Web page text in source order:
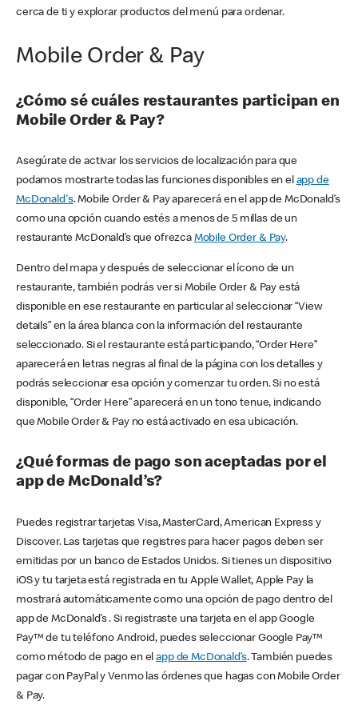
cerca de ti y explorar productos del menú para ordenar.
Mobile Order & Pay
¿Cómo sé cuáles restaurantes participan en
Mobile Order & Pay?
Asegúrate de activar los servicios de localización para que
podamos mostrarte todas las funciones disponibles en el app de
McDonald's. Mobile Order & Pay aparecerá en el app de McDonald’s
como una opción cuando estés a menos de 5 millas de un
restaurante McDonald’s que ofrezca Mobile Order & Pay.
Dentro del mapa y después de seleccionar el ícono de un
restaurante, también podrás ver si Mobile Order & Pay está
disponible en ese restaurante en particular al seleccionar “View
details” en la área blanca con la información del restaurante
seleccionado. Si el restaurante está participando, “Order Here”
aparecerá en letras negras al final de la página con los detalles y
podrás seleccionar esa opción y comenzar tu orden. Si no está
disponible, “Order Here” aparecerá en un tono tenue, indicando
que Mobile Order & Pay no está activado en esa ubicación.
¿Qué formas de pago son aceptadas por el
app de McDonald’s?
Puedes registrar tarjetas Visa, MasterCard, American Express y
Discover. Las tarjetas que registres para hacer pagos deben ser
emitidas por un banco de Estados Unidos. Si tienes un dispositivo
iOS y tu tarjeta está registrada en tu Apple Wallet, Apple Pay la
mostrará automáticamente como una opción de pago dentro del
app de McDonald’s . Si registraste una tarjeta en el app Google
Pay™ de tu teléfono Android, puedes seleccionar Google Pay™
como método de pago en elapp de McDonald’s. También puedes
pagar con PayPal y Venmo las órdenes que hagas con Mobile Order
& Pay.